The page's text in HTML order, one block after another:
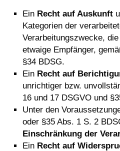
Ein Recht auf Auskunft
Kategorien der
Verarbeitungszwecke,
etwaige Empfänger,
§34 BDSG.
Ein Recht auf
unrichtiger bzw.
16 und 17 DSGVO und
Unter den
oder §35 Abs. 1 S. 2
Einschränkung der
Ein Recht auf